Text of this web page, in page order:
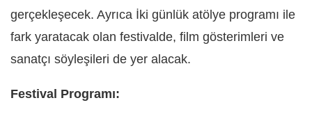
gerçekleşecek. Ayrıca İki günlük atölye programı ile
fark yaratacak olan festivalde, film gösterimleri ve
sanatçı söyleşileri de yer alacak.
Festival Programı: